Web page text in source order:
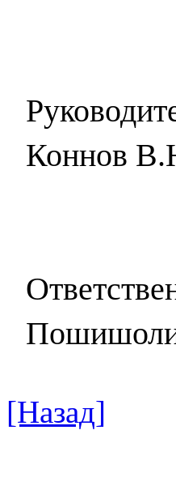
Коннов
[Назад]